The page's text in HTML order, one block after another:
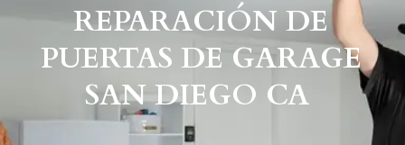
REPARACIÓN DE
PUERTAS DE GARAGE
SAN DIEGO CA